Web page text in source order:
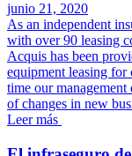
junio 21, 2020
As an independent
with over 90 leasing
Acquis has been
equipment leasing for
time our
of changes in new
Leer más